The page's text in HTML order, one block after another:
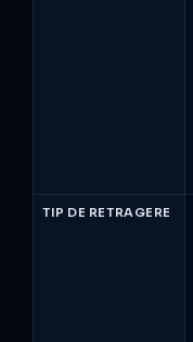
TIP DE RETRAGERE